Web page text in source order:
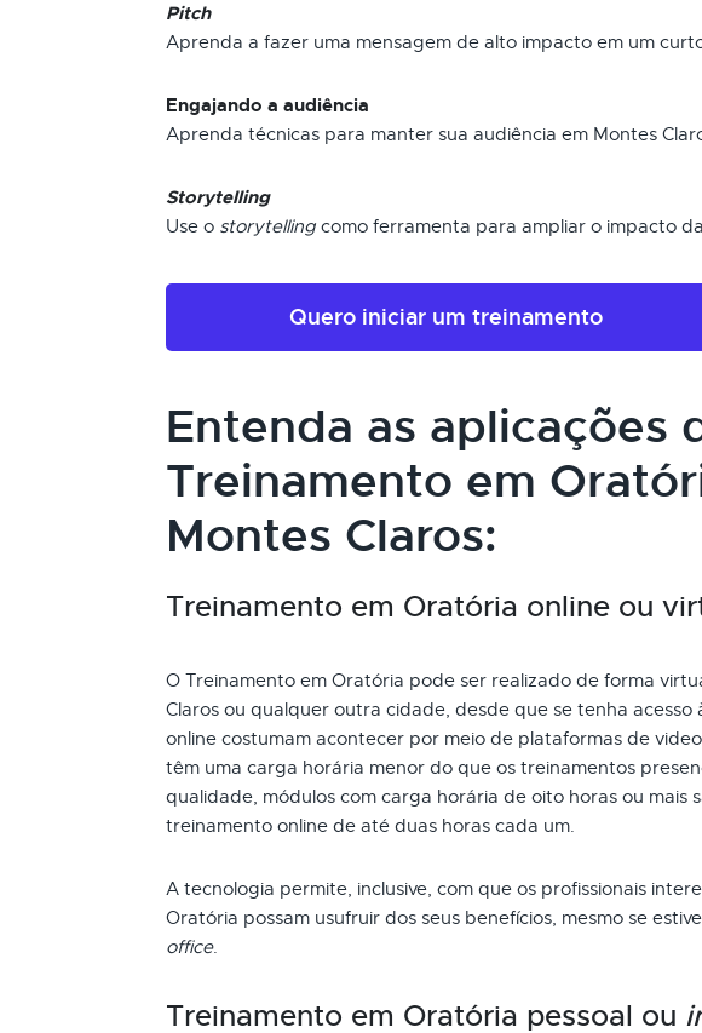
Pitch
Aprenda a fazer uma mensagem de alto impacto em um
Engajando a audiência
Aprenda técnicas para manter sua audiência em Montes
Storytelling
Use o storytelling como ferramenta para ampliar o impacto
Quero iniciar um treinamento
Entenda as aplicações
Treinamento em
Montes Claros:
Treinamento em Oratória online ou
O Treinamento em Oratória pode ser realizado de forma
Claros ou qualquer outra cidade, desde que se tenha acesso
online costumam acontecer por meio de plataformas de
têm uma carga horária menor do que os treinamentos
qualidade, módulos com carga horária de oito horas ou mais
treinamento online de até duas horas cada um.
A tecnologia permite, inclusive, com que os profissionais
Oratória possam usufruir dos seus benefícios, mesmo se
office.
Treinamento em Oratória pessoal ou